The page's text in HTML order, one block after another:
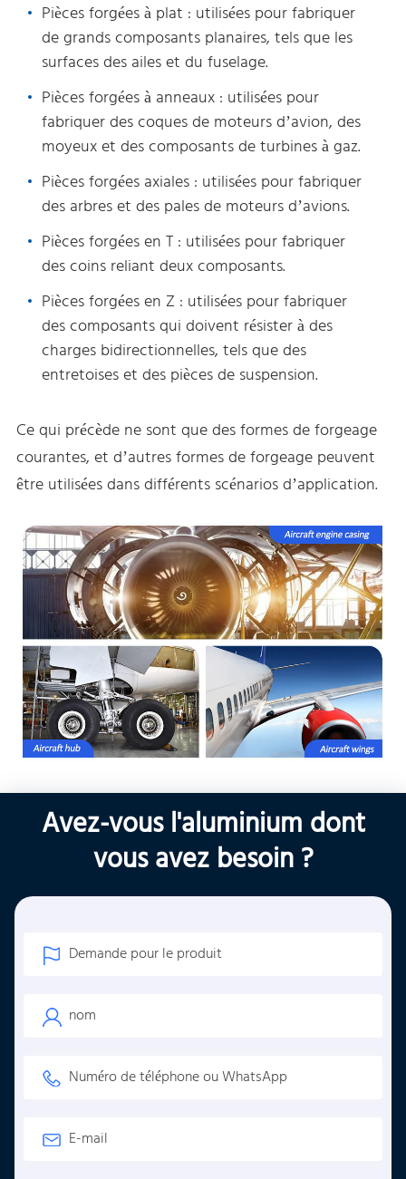
Pièces forgées à plat : utilisées pour fabriquer
de grands composants planaires, tels que les
surfaces des ailes et du fuselage.
Pièces forgées à anneaux : utilisées pour
fabriquer des coques de moteurs d’avion, des
moyeux et des composants de turbines à gaz.
Pièces forgées axiales : utilisées pour fabriquer
des arbres et des pales de moteurs d’avions.
Pièces forgées en T : utilisées pour fabriquer
des coins reliant deux composants.
Pièces forgées en Z : utilisées pour fabriquer
des composants qui doivent résister à des
charges bidirectionnelles, tels que des
entretoises et des pièces de suspension.
Ce qui précède ne sont que des formes de forgeage
courantes, et d’autres formes de forgeage peuvent
être utilisées dans différents scénarios d’application.
Avez-vous l'aluminium dont
vous avez besoin ?